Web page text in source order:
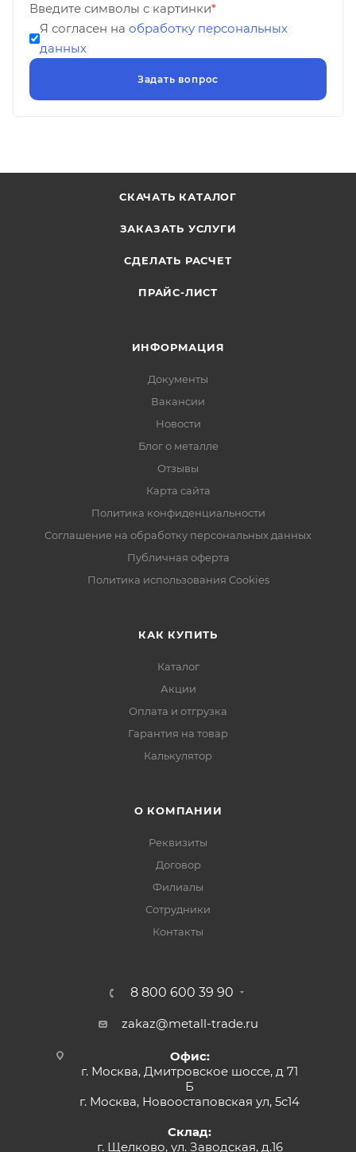
Введите символы с картинки*
Я согласен на обработку персональных
данных
СКАЧАТЬ КАТАЛОГ
ЗАКАЗАТЬ УСЛУГИ
СДЕЛАТЬ РАСЧЕТ
ПРАЙС-ЛИСТ
ИНФОРМАЦИЯ
Документы
Вакансии
Новости
Блог о металле
Отзывы
Карта сайта
Политика конфиденциальности
Соглашение на обработку персональных данных
Публичная оферта
Политика использования Cookies
КАК КУПИТЬ
Каталог
Акции
Оплата и отгрузка
Гарантия на товар
Калькулятор
О КОМПАНИИ
Реквизиты
Договор
Филиалы
Сотрудники
Контакты
8 800 600 39 90
zakaz@metall-trade.ru
Офис:
г. Москва, Дмитровское шоссе, д 71
Б
г. Москва, Новоостаповская ул, 5с14
Склад:
г. Щелково, ул. Заводская, д.16